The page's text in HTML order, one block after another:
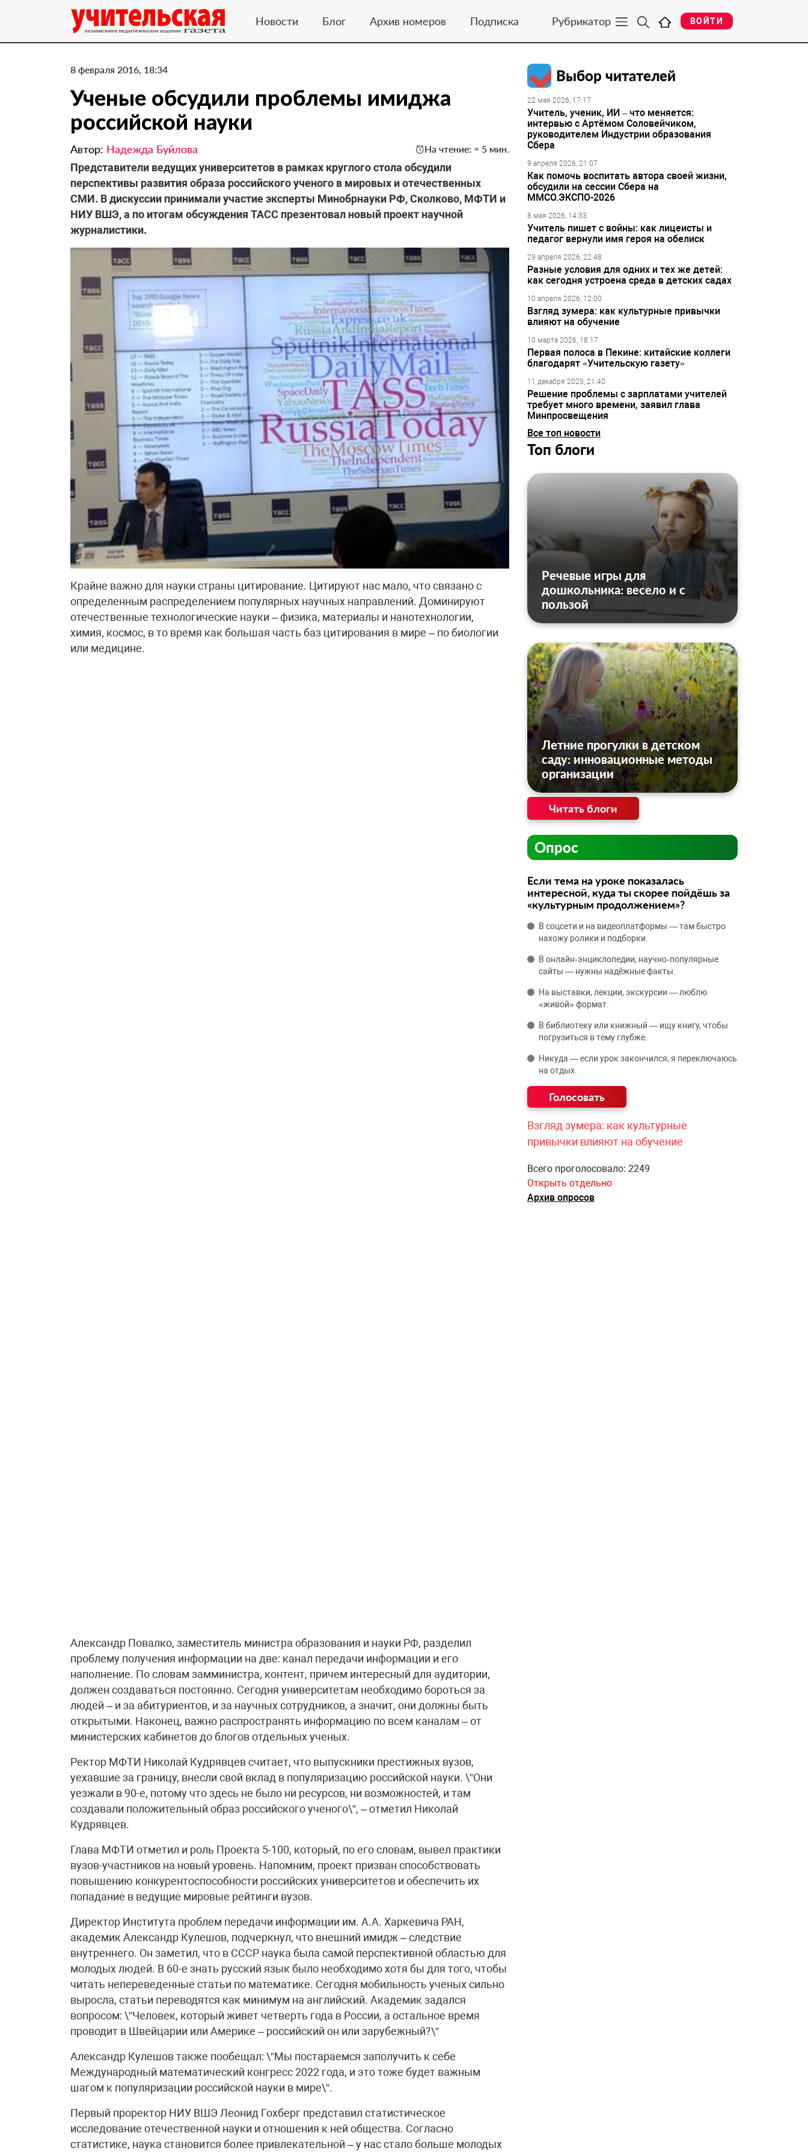
Новости Блог Архив номеров Подписка Рубрикатор ВОЙТИ
8 февраля 2016, 18:34
Ученые обсудили проблемы имиджа
российской науки
Автор: Надежда Буйлова На чтение: ≈ 5 мин.
Представители ведущих университетов в рамках круглого стола обсудили
перспективы развития образа российского ученого в мировых и отечественных
СМИ. В дискуссии принимали участие эксперты Минобрнауки РФ, Сколково, МФТИ и
НИУ ВШЭ, а по итогам обсуждения ТАСС презентовал новый проект научной
журналистики.
Крайне важно для науки страны цитирование. Цитируют нас мало, что связано с
определенным распределением популярных научных направлений. Доминируют
отечественные технологические науки – физика, материалы и нанотехнологии,
химия, космос, в то время как большая часть баз цитирования в мире – по биологии
или медицине.
Александр Повалко, заместитель министра образования и науки РФ, разделил
проблему получения информации на две: канал передачи информации и его
наполнение. По словам замминистра, контент, причем интересный для аудитории,
должен создаваться постоянно. Сегодня университетам необходимо бороться за
людей – и за абитуриентов, и за научных сотрудников, а значит, они должны быть
открытыми. Наконец, важно распространять информацию по всем каналам – от
министерских кабинетов до блогов отдельных ученых.
Ректор МФТИ Николай Кудрявцев считает, что выпускники престижных вузов,
уехавшие за границу, внесли свой вклад в популяризацию российской науки. \”Они
уезжали в 90-е, потому что здесь не было ни ресурсов, ни возможностей, и там
создавали положительный образ российского ученого\”, – отметил Николай
Кудрявцев.
Глава МФТИ отметил и роль Проекта 5-100, который, по его словам, вывел практики
вузов-участников на новый уровень. Напомним, проект призван способствовать
повышению конкурентоспособности российских университетов и обеспечить их
попадание в ведущие мировые рейтинги вузов.
Директор Института проблем передачи информации им. А.А. Харкевича РАН,
академик Александр Кулешов, подчеркнул, что внешний имидж – следствие
внутреннего. Он заметил, что в СССР наука была самой перспективной областью для
молодых людей. В 60-е знать русский язык было необходимо хотя бы для того, чтобы
читать непереведенные статьи по математике. Сегодня мобильность ученых сильно
выросла, статьи переводятся как минимум на английский. Академик задался
вопросом: \”Человек, который живет четверть года в России, а остальное время
проводит в Швейцарии или Америке – российский он или зарубежный?\”
Александр Кулешов также пообещал: \”Мы постараемся заполучить к себе
Международный математический конгресс 2022 года, и это тоже будет важным
шагом к популяризации российской науки в мире\”.
Первый проректор НИУ ВШЭ Леонид Гохберг представил статистическое
исследование отечественной науки и отношения к ней общества. Согласно
статистике, наука становится более привлекательной – у нас стало больше молодых
Выбор читателей
22 мая 2026, 17:17
Учитель, ученик, ИИ – что меняется:
интервью с Артёмом Соловейчиком,
руководителем Индустрии образования
Сбера
9 апреля 2026, 21:07
Как помочь воспитать автора своей жизни,
обсудили на сессии Сбера на
ММСО.ЭКСПО-2026
8 мая 2026, 14:33
Учитель пишет с войны: как лицеисты и
педагог вернули имя героя на обелиск
29 апреля 2026, 22:48
Разные условия для одних и тех же детей:
как сегодня устроена среда в детских садах
10 апреля 2026, 12:00
Взгляд зумера: как культурные привычки
влияют на обучение
10 марта 2026, 18:17
Первая полоса в Пекине: китайские коллеги
благодарят «Учительскую газету»
11 декабря 2025, 21:40
Решение проблемы с зарплатами учителей
требует много времени, заявил глава
Минпросвещения
Все топ новости
Топ блоги
Речевые игры для
дошкольника: весело и с
пользой
Летние прогулки в детском
саду: инновационные методы
организации
Читать блоги
Опрос
Если тема на уроке показалась
интересной, куда ты скорее пойдёшь за
«культурным продолжением»?
В соцсети и на видеоплатформы — там быстро
нахожу ролики и подборки.
В онлайн‑энциклопедии, научно‑популярные
сайты — нужны надёжные факты.
На выставки, лекции, экскурсии — люблю
«живой» формат.
В библиотеку или книжный — ищу книгу, чтобы
погрузиться в тему глубже.
Никуда — если урок закончился, я переключаюсь
на отдых.
Взгляд зумера: как культурные
привычки влияют на обучение
Всего проголосовало: 2249
Открыть отдельно
Архив опросов